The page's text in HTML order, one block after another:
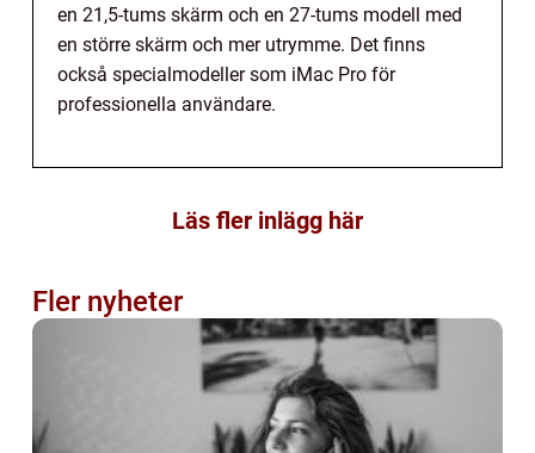
en 21,5-tums skärm och en 27-tums modell med
en större skärm och mer utrymme. Det finns
också specialmodeller som iMac Pro för
professionella användare.
Läs fler inlägg här
Fler nyheter